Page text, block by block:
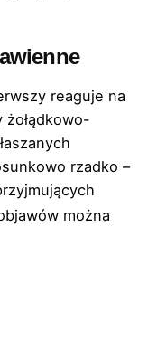
reaguje na
rzadko –
można